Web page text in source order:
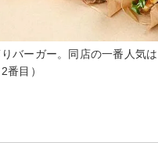
バーガー。同店の一番人気
番目）